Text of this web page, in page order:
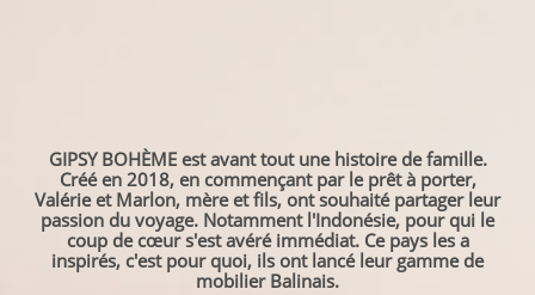
GIPSY BOHÈME est avant tout une histoire de famille.
Créé en 2018, en commençant par le prêt à porter,
Valérie et Marlon, mère et fils, ont souhaité partager leur
passion du voyage. Notamment l'Indonésie, pour qui le
coup de cœur s'est avéré immédiat. Ce pays les a
inspirés, c'est pour quoi, ils ont lancé leur gamme de
mobilier Balinais.